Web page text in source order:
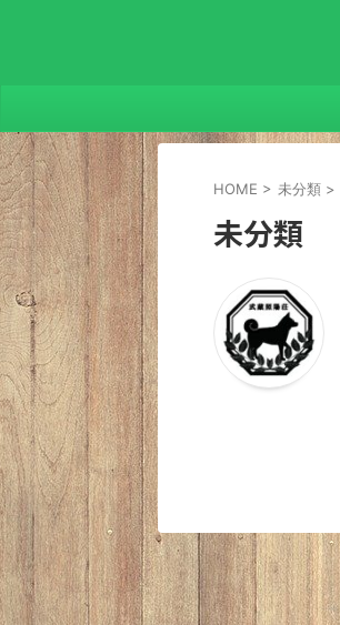
HOME > 未分類 >
未分類